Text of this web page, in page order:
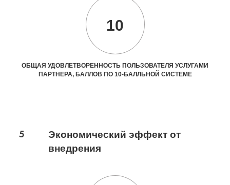
10
ОБЩАЯ УДОВЛЕТВОРЕННОСТЬ ПОЛЬЗОВАТЕЛЯ УСЛУГАМИ
ПАРТНЕРА, БАЛЛОВ ПО 10-БАЛЛЬНОЙ СИСТЕМЕ
5
Экономический эффект от
внедрения